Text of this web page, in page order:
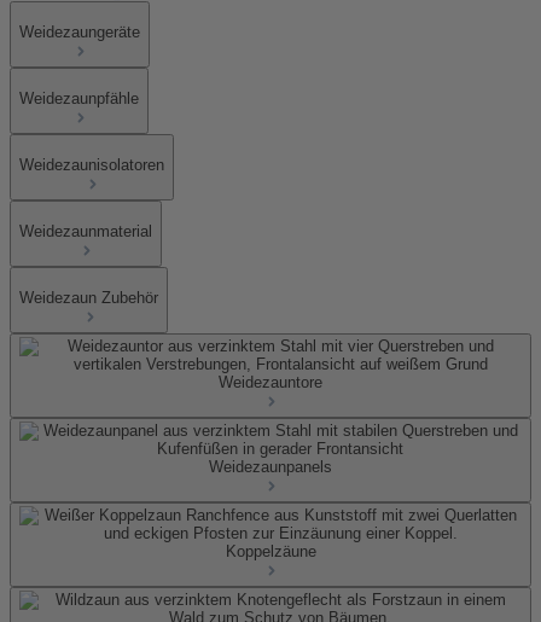
Weidezaungeräte
Weidezaunpfähle
Weidezaunisolatoren
Weidezaunmaterial
Weidezaun Zubehör
Weidezauntore
Weidezaunpanels
Koppelzäune